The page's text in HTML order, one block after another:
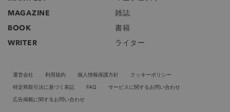
MAGAZINE
雑誌
BOOK
書籍
WRITER
ライター
運営会社 利用規約 個人情報保護方針
クッキーポリシー
特定商取引法に基づく表記
FAQ
サービスに関するお問い合わせ
広告掲載に関するお問い合わせ